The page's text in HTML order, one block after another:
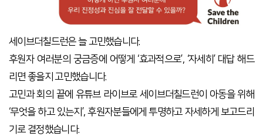
세이브더칠드런은 늘 고민했습니다.
후원자 여러분의 궁금증에 어떻게 ‘효과적으로’, ‘자세히 ’ 대답 해드
리면 좋을지 고민했습니다.
고민과 회의 끝에 유튜브 라이브로 세이브더칠드런이 아동을 위해
‘무엇을 하고 있는지 ’,후원자분들에게 투명하고 자세하게 보고드리
기로 결정했습니다.